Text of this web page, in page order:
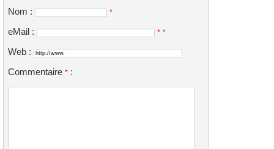
Nom : *
eMail : * *
Web :
Commentaire * :